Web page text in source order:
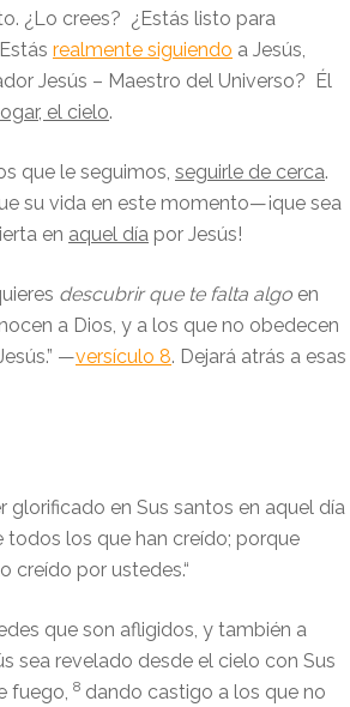
¿Lo crees? ¿Estás listo para
realmente siguiendo a Jesús,
Jesús – Maestro del Universo? Él
el cielo.
que le seguimos, seguirle de cerca.
su vida en este momento—¡que sea
en aquel día por Jesús!
descubrir que te falta algo en
a Dios, y a los que no obedecen
—versículo 8. Dejará atrás a esas
glorificado en Sus santos en aquel día
todos los que han creído; porque
creído por ustedes.“
que son afligidos, y también a
sea revelado desde el cielo con Sus
fuego, 8 dando castigo a los que no